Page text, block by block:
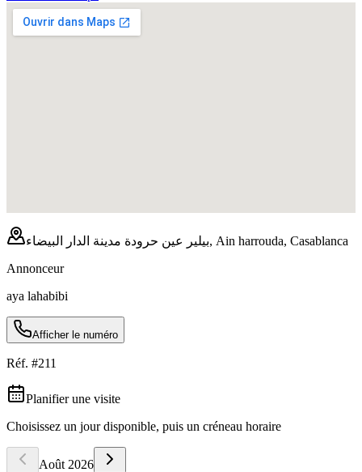
بيلير عين حرودة مدينة الدار البيضاء, Ain harrouda, Casablanca
Annonceur
aya lahabibi
Afficher le numéro
Réf. #211
Planifier une visite
Choisissez un jour disponible, puis un créneau horaire
Août 2026